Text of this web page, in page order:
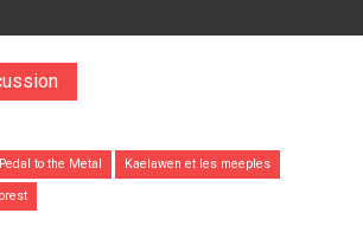
to the Metal Kaelawen et les meeples